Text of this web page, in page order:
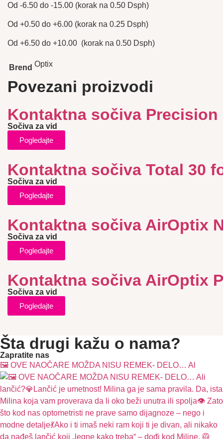
Od -6.50 do -15.00 (korak na 0.50 Dsph)
Od +0.50 do +6.00 (korak na 0.25 Dsph)
Od +6.50 do +10.00 (korak na 0.50 Dsph)
Brend Optix
Povezani proizvodi
Kontaktna sočiva Precision
Sočiva za vid
Pogledajte
Kontaktna sočiva Total 30
Sočiva za vid
Pogledajte
Kontaktna sočiva AirOptix
Sočiva za vid
Pogledajte
Kontaktna sočiva AirOptix
Sočiva za vid
Pogledajte
Šta drugi kažu o nama?
Zapratite nas
🖼️ OVE NAOČARE MOŽDA NISU REMEK- DELO… Al